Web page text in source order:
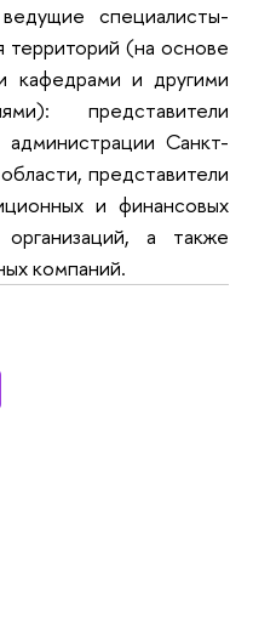
специалисты-
территорий (на основе
кафедрами и другими
представители
Санкт-
представители
и финансовых
а также
компаний.